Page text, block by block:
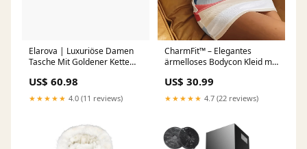
Elarova | Luxuriöse Damen
Tasche Mit Goldener Kette
US$ 60.98
★★★★★ 4.0 (11 reviews)
CharmFit™ – Elegantes
ärmelloses Bodycon Kleid mit
US$ 30.99
★★★★★ 4.7 (22 reviews)